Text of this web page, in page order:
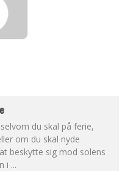
du skal på ferie,
om du skal nyde
beskytte sig mod solens
i ...